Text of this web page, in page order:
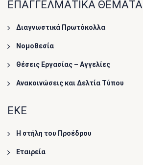
ΕΠΑΓΓΕΛΜΑΤΙΚΑ ΘΕΜΑΤΑ
Διαγνωστικά Πρωτόκολλα
Νομοθεσία
Θέσεις Εργασίας – Αγγελίες
Ανακοινώσεις και Δελτία Τύπου
ΕΚΕ
Η στήλη του Προέδρου
Εταιρεία